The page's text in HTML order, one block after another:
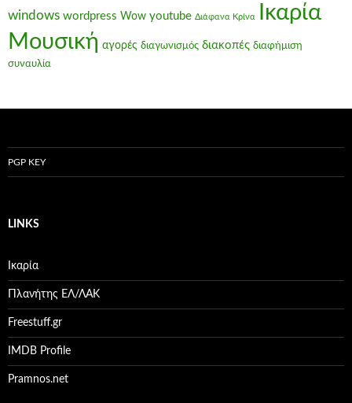
windows wordpress Wow youtube Διάφανα Κρίνα Ικαρία
Μουσική αγορές διαγωνισμός διακοπές διαφήμιση
συναυλία
PGP KEY
LINKS
Ικαρία
Πλανήτης ΕΛ/ΛΑΚ
Freestuff.gr
IMDB Profile
Pramnos.net